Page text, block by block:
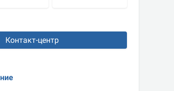
Контакт-центр